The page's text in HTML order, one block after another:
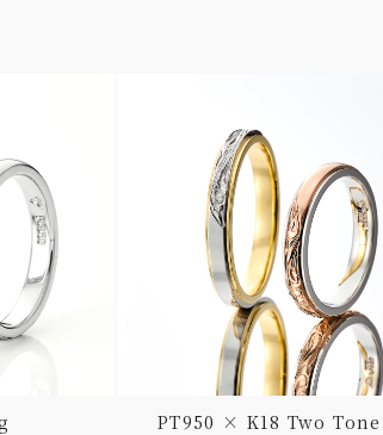
PT950 × K18 Two